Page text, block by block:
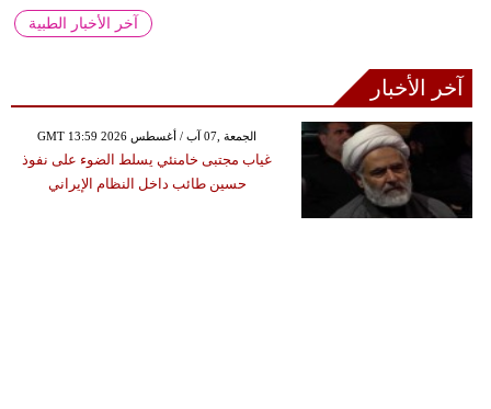
آخر الأخبار الطبية
آخر الأخبار
GMT 13:59 2026 الجمعة ,07 آب / أغسطس
غياب مجتبى خامنئي يسلط الضوء على نفوذ
حسين طائب داخل النظام الإيراني